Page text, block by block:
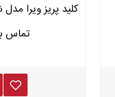
کلید پریز ویرا